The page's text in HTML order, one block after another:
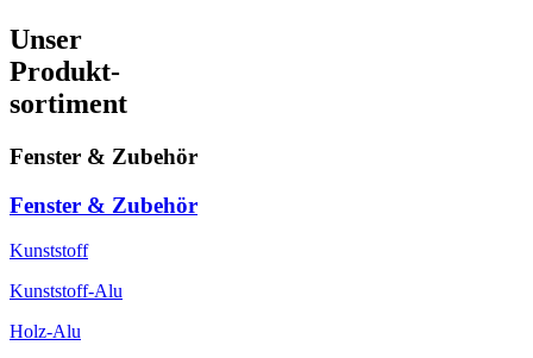
Unser
Produkt-
sortiment
Fenster & Zubehör
Fenster & Zubehör
Kunststoff
Kunststoff-Alu
Holz-Alu